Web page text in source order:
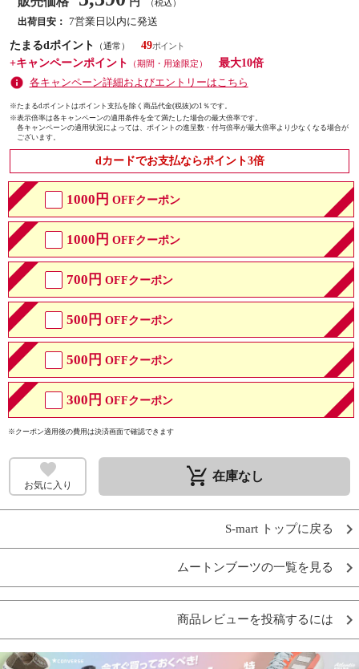
（税込）
出荷目安： 7営業日以内に発送
たまるdポイント
（通常）
49
+キャンペーンポイント
（期間・用途限定）
最大10倍
各キャンペーン詳細およびエントリーはこちら
※たまるdポイントはポイント支払を除く商品代金(税抜)の1％です。
※表示倍率は各キャンペーンの適用条件を全て満たした場合の最大倍率です。
各キャンペーンの適用状況によっては、ポイントの進呈数・付与倍率が最大倍率より少なくなる場合が
ございます。
dカードでお支払ならポイント3倍
1000円 OFFクーポン
1000円 OFFクーポン
700円 OFFクーポン
500円 OFFクーポン
500円 OFFクーポン
300円 OFFクーポン
※クーポン適用後の費用は決済画面で確認できます
お気に入り remove_shopping_cart 在庫なし
S-mart トップに戻る
ムートンブーツの一覧を見る
商品レビューを投稿するには